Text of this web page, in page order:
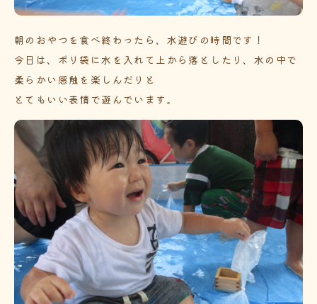
朝のおやつを食べ終わったら、水遊びの時間です！
今日は、ポリ袋に水を入れて上から落としたり、水の中で
柔らかい感触を楽しんだりと
とてもいい表情で遊んでいます。